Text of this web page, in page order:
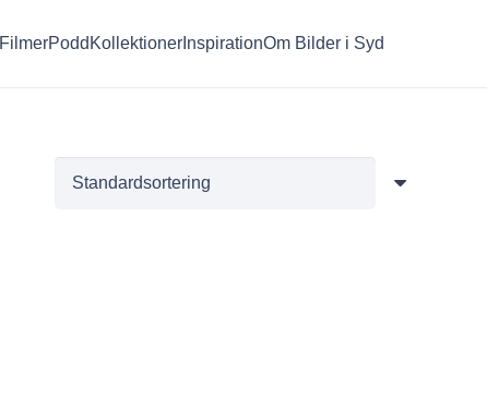
FilmerPodd Kollektioner InspirationOm Bilder i Syd